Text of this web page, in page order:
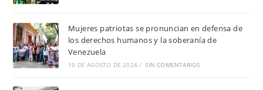
Mujeres patriotas se pronuncian en defensa de
los derechos humanos y la soberanía de
Venezuela
10 DE AGOSTO DE 2024 / SIN COMENTARIOS